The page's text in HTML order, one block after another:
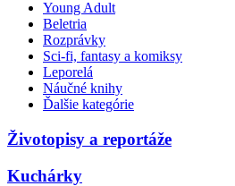
Young Adult
Beletria
Rozprávky
Sci-fi, fantasy a komiksy
Leporelá
Náučné knihy
Ďalšie kategórie
Životopisy a reportáže
Kuchárky